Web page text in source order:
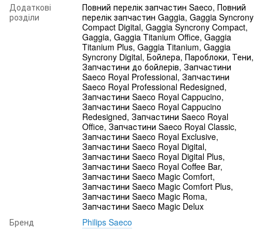
Додаткові
розділи
Повний перелік запчастин Saeco, Повний
перелік запчастин Gaggia, Gaggia Syncrony
Compact Digital, Gaggia Syncrony Compact,
Gaggia, Gaggia Titanium Office, Gaggia
Titanium Plus, Gaggia Titanium, Gaggia
Syncrony Digital, Бойлера, Пароблоки, Тени,
Запчастини до бойлерів, Запчастини
Saeco Royal Professional, Запчастини
Saeco Royal Professional Redesigned,
Запчастини Saeco Royal Cappucino,
Запчастини Saeco Royal Cappucino
Redesigned, Запчастини Saeco Royal
Office, Запчастини Saeco Royal Classic,
Запчастини Saeco Royal Exclusive,
Запчастини Saeco Royal Digital,
Запчастини Saeco Royal Digital Plus,
Запчастини Saeco Royal Coffee Bar,
Запчастини Saeco Magic Comfort,
Запчастини Saeco Magic Comfort Plus,
Запчастини Saeco Magic Roma,
Запчастини Saeco Magic Delux
Бренд
Philips Saeco